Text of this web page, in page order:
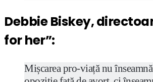
Debbie Biskey,
for her”:
Mișcarea pro-viață nu